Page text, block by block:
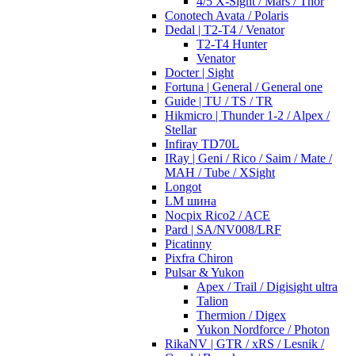
Conotech Avata / Polaris
Dedal | T2-T4 / Venator
T2-T4 Hunter
Venator
Docter | Sight
Fortuna | General / General one
Guide | TU / TS / TR
Hikmicro | Thunder 1-2 / Alpex /
Stellar
Infiray TD70L
IRay | Geni / Rico / Saim / Mate /
MAH / Tube / XSight
Longot
LM шина
Nocpix Rico2 / ACE
Pard | SA/NV008/LRF
Picatinny
Pixfra Chiron
Pulsar & Yukon
Apex / Trail / Digisight ultra
Talion
Thermion / Digex
Yukon Nordforce / Photon
RikaNV | GTR / xRS / Lesnik /